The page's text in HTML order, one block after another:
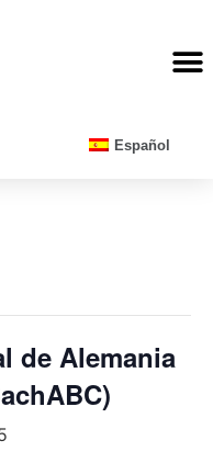
Español
de Alemania